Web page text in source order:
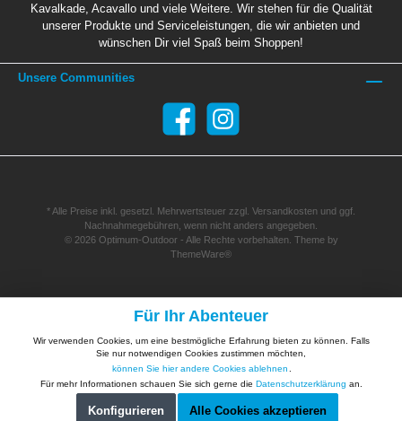
Kavalkade, Acavallo und viele Weitere. Wir stehen für die Qualität
unserer Produkte und Serviceleistungen, die wir anbieten und
wünschen Dir viel Spaß beim Shoppen!
Unsere Communities
* Alle Preise inkl. gesetzl. Mehrwertsteuer zzgl. Versandkosten und ggf.
Nachnahmegebühren, wenn nicht anders angegeben.
© 2026 Optimum-Outdoor - Alle Rechte vorbehalten. Theme by
ThemeWare®
Für Ihr Abenteuer
Wir verwenden Cookies, um eine bestmögliche Erfahrung bieten zu können. Falls
Sie nur notwendigen Cookies zustimmen möchten,
können Sie hier andere Cookies ablehnen
Für mehr Informationen schauen Sie sich gerne die Datenschutzerklärung an.
Konfigurieren Alle Cookies akzeptieren